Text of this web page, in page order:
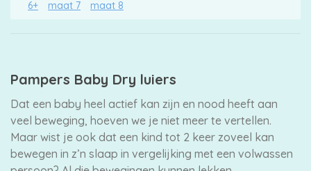
6+
maat 7 maat 8
Pampers Baby Dry luiers
Dat een baby heel actief kan zijn en nood heeft aan
veel beweging, hoeven we je niet meer te vertellen.
Maar wist je ook dat een kind tot 2 keer zoveel kan
bewegen in z’n slaap in vergelijking met een volwassen